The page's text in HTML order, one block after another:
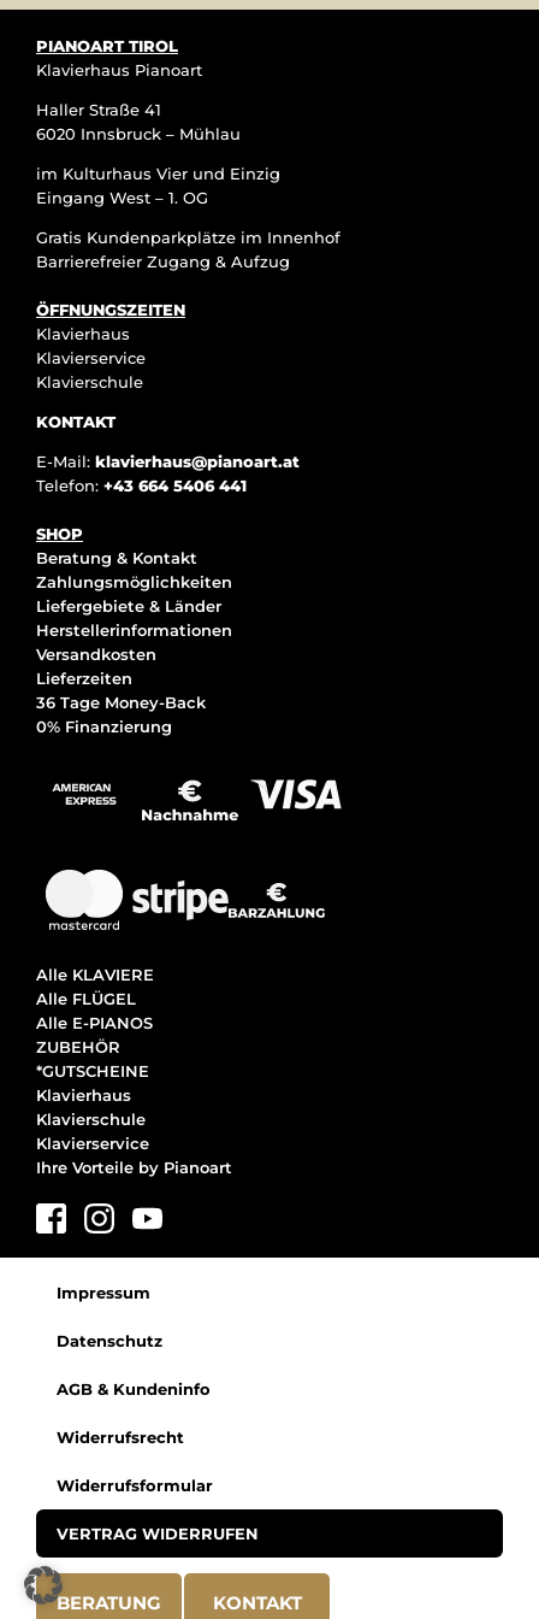
BERATUNG KONTAKT
PIANOART TIROL
Klavierhaus Pianoart
Haller Straße 41
6020 Innsbruck – Mühlau
im Kulturhaus Vier und Einzig
Eingang West – 1. OG
Gratis Kundenparkplätze im Innenhof
Barrierefreier Zugang & Aufzug
ÖFFNUNGSZEITEN
Klavierhaus
Klavierservice
Klavierschule
KONTAKT
E-Mail: klavierhaus@pianoart.at
Telefon: +43 664 5406 441
SHOP
Beratung & Kontakt
Zahlungsmöglichkeiten
Liefergebiete & Länder
Herstellerinformationen
Versandkosten
Lieferzeiten
36 Tage Money-Back
0% Finanzierung
Alle KLAVIERE
Alle FLÜGEL
Alle E-PIANOS
ZUBEHÖR
*GUTSCHEINE
Klavierhaus
Klavierschule
Klavierservice
Ihre Vorteile by Pianoart
Impressum
Datenschutz
AGB & Kundeninfo
Widerrufsrecht
Widerrufsformular
VERTRAG WIDERRUFEN